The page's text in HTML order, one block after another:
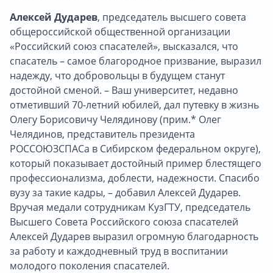
Алексей Дударев, председатель высшего совета
общероссийской общественной организации
«Российский союз спасателей», высказался, что
спасатель – самое благородное призвание, выразил
надежду, что добровольцы в будущем станут
достойной сменой. – Ваш университет, недавно
отметивший 70-летний юбилей, дал путевку в жизнь
Олегу Борисовичу Челядинову (прим.* Олег
Челядинов, представитель президента
РОССОЮЗСПАСа в Сибирском федеральном округе),
который показывает достойный пример блестящего
профессионализма, доблести, надежности. Спасибо
вузу за такие кадры, – добавил Алексей Дударев.
Вручая медали сотрудникам КузГТУ, председатель
Высшего Совета Российского союза спасателей
Алексей Дударев выразил огромную благодарность
за работу и каждодневный труд в воспитании
молодого поколения спасателей.